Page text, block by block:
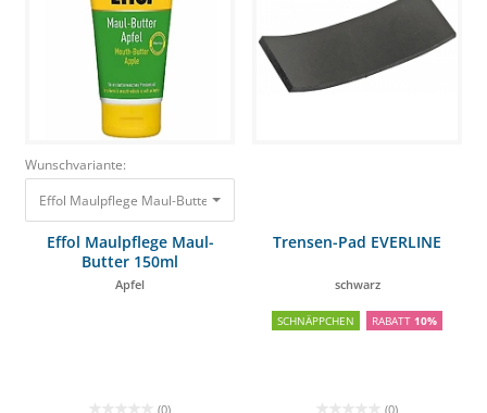
Wunschvariante:
Effol Maulpflege Maul-Butter 150ml Apfel 14,95 €
Effol Maulpflege Maul-
Butter 150ml
Apfel
(0)
Trensen-Pad EVERLINE
schwarz
SCHNÄPPCHEN RABATT 10%
(0)